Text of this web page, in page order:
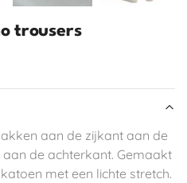
trousers
aan de zijkant aan de
de achterkant. Gemaakt
met een lichte stretch.